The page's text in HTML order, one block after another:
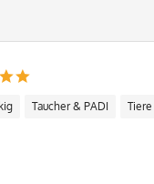
Taucher & PADI Tiere